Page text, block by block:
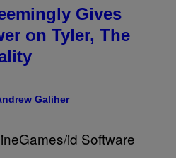
Gives
on Tyler, The
Galiher